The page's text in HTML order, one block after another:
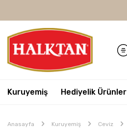
Kuruyemiş Hediyelik Ürünler
Anasayfa Kuruyemiş Ceviz